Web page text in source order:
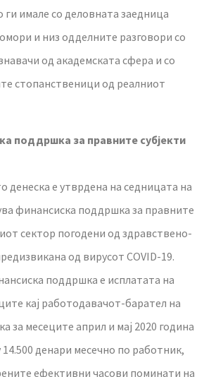
имале со деловната заедница
и низ одделните разговори со
од академската сфера и со
стопанственици од реалниот
поддршка за правните субјекти
денеска е утврдена на седницата на
финансиска поддршка за правните
сектор погодени од здравствено-
од вирусот COVID-19.
поддршка е исплатата на
кај работодавачот-барател на
за месеците април и мај 2020 година
14.500 денари месечно по работник,
ефективни часови поминати на